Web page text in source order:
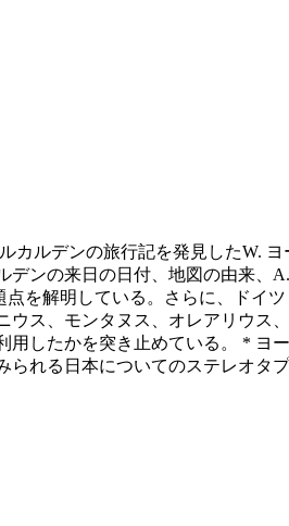
ルデンの旅行記を発見したW.
ンの来日の日付、地図の由来、
点を解明している。さらに、ドイ
ス、モンタヌス、オレアリウス
したかを突き止めている。 * ヨ
られる日本についてのステレオタ